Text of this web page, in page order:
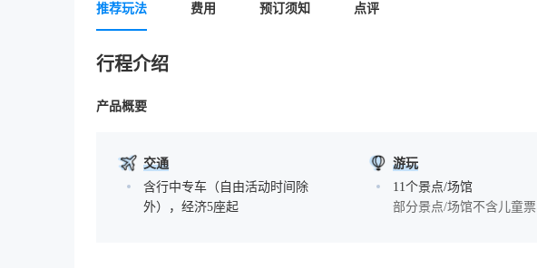
推荐玩法 费用 预订须知 点评
行程介绍
产品概要
交通
含行中专车（自由活动时间除
外），经济5座起
游玩
11个景点/场馆
部分景点/场馆不含儿童票